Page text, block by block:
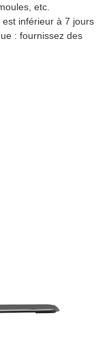
etc.
inférieur à 7 jours
: fournissez des